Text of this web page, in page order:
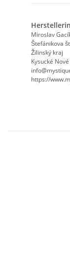
Miroslav
Štefánikova
Žilinský kraj
Kysucké
https://